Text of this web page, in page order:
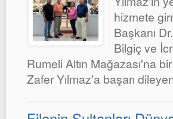
hizmete
Başkanı
Bilgiç ve
Rumeli Altın Mağazası'na
Zafer Yılmaz'a başarı